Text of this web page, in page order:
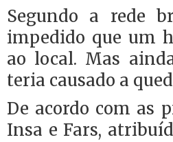
Segundo a rede
impedido que um
ao local. Mas
teria causado a
De acordo com as
Insa e Fars,